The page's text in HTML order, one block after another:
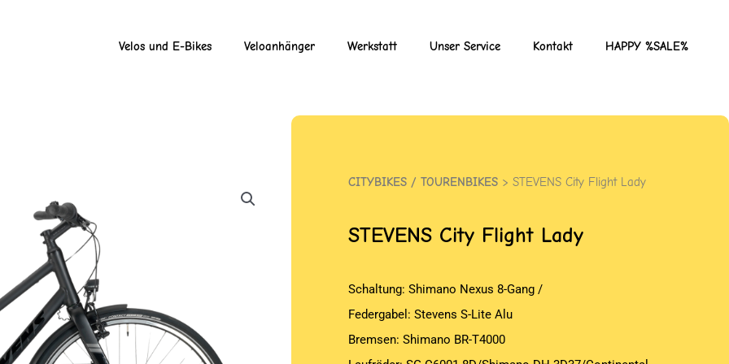
Velos und E-Bikes Veloanhänger Werkstatt Unser Service Kontakt HAPPY %SALE%
CITYBIKES / TOURENBIKES > STEVENS City Flight Lady
STEVENS City Flight Lady
Schaltung: Shimano Nexus 8-Gang /
Federgabel: Stevens S-Lite Alu
Bremsen: Shimano BR-T4000